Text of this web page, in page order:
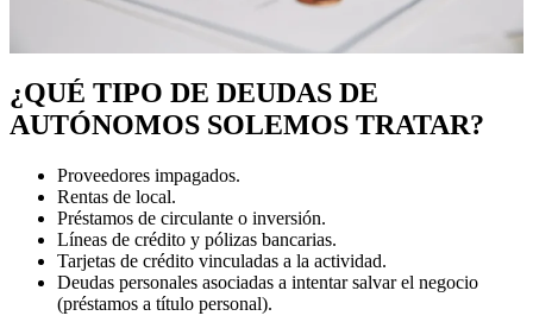
¿QUÉ TIPO DE DEUDAS DE
AUTÓNOMOS SOLEMOS TRATAR?
Proveedores impagados.
Rentas de local.
Préstamos de circulante o inversión.
Líneas de crédito y pólizas bancarias.
Tarjetas de crédito vinculadas a la actividad.
Deudas personales asociadas a intentar salvar el negocio
(préstamos a título personal).